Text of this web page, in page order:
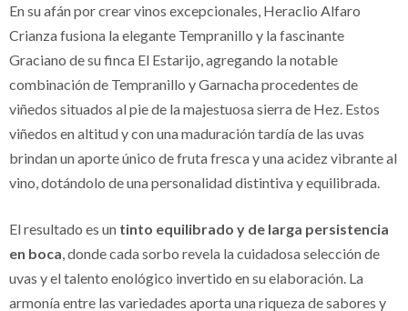
En su afán por crear vinos excepcionales, Heraclio Alfaro
Crianza fusiona la elegante Tempranillo y la fascinante
Graciano de su finca El Estarijo, agregando la notable
combinación de Tempranillo y Garnacha procedentes de
viñedos situados al pie de la majestuosa sierra de Hez. Estos
viñedos en altitud y con una maduración tardía de las uvas
brindan un aporte único de fruta fresca y una acidez vibrante al
vino, dotándolo de una personalidad distintiva y equilibrada.
El resultado es un tinto equilibrado y de larga persistencia
en boca, donde cada sorbo revela la cuidadosa selección de
uvas y el talento enológico invertido en su elaboración. La
armonía entre las variedades aporta una riqueza de sabores y